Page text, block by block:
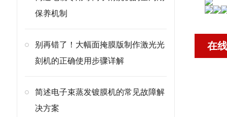
保养机制
别再错了！大幅面掩膜版制作激光光
刻机的正确使用步骤详解
简述电子束蒸发镀膜机的常见故障解
决方案
在